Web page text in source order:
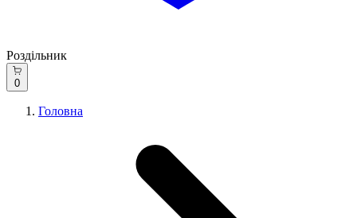
Роздільник
0
Головна